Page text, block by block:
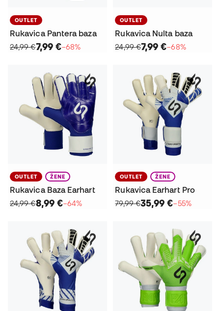
OUTLET
Rukavica Pantera baza
24,99 €7,99 €−68%
OUTLET
Rukavica Nulta baza
24,99 €7,99 €−68%
OUTLET ŽENE
Rukavica Baza Earhart
24,99 €8,99 €−64%
OUTLET ŽENE
Rukavica Earhart Pro
79,99 €35,99 €−55%